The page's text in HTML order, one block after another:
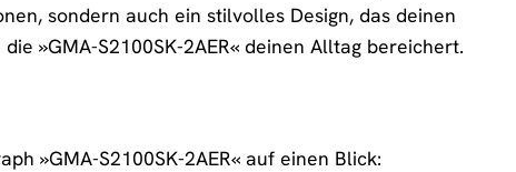
sondern auch ein stilvolles Design, das deinen
»GMA-S2100SK-2AER« deinen Alltag bereichert.
»GMA-S2100SK-2AER« auf einen Blick: